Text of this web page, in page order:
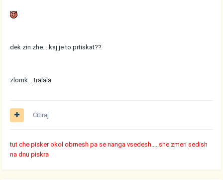
dek zin zhe....kaj je to prtiskat??
zlomk....tralala
Citiraj
tut che pisker okol obrnesh pa se nanga vsedesh.....she zmeri sedish
na dnu piskra